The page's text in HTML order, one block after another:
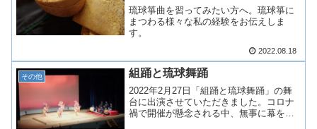
琉球箏曲を習ってみたい方へ。琉球箏に
まつわる様々な私の経験をお伝えしま
す。
2022.08.18
その他 組踊と琉球舞踊
2022年2月27日「組踊と琉球舞踊」の舞
台に出演させていただきました。コロナ
禍で開催が懸念される中、無事に幕を下